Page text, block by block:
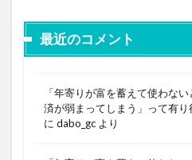
最近のコメント
「年寄りが富を蓄えて使わな
済が弱まってしまう」って有り
に dabo_gc より